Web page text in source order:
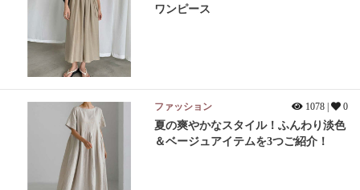
ワンピース
ファッション 1078 | 0
夏の爽やかなスタイル！ふんわり淡色
＆ベージュアイテムを3つご紹介！